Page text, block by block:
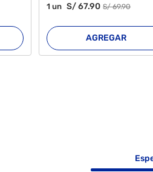
1un S/67.90 S/69.90
AGREGAR